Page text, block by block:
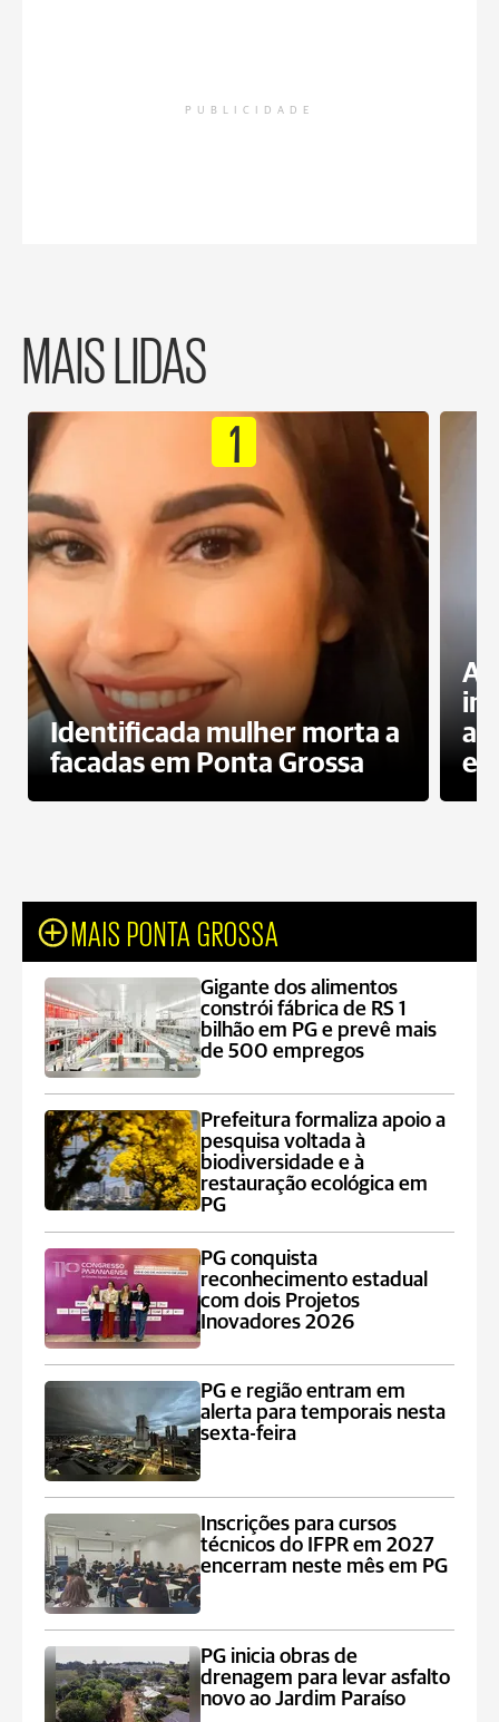
PUBLICIDADE
MAIS LIDAS
1
Identificada mulher morta a
facadas em Ponta Grossa
MAIS PONTA GROSSA
Gigante dos alimentos
constrói fábrica de RS 1
bilhão em PG e prevê mais
de 500 empregos
Prefeitura formaliza apoio a
pesquisa voltada à
biodiversidade e à
restauração ecológica em
PG
PG conquista
reconhecimento estadual
com dois Projetos
Inovadores 2026
PG e região entram em
alerta para temporais nesta
sexta-feira
Inscrições para cursos
técnicos do IFPR em 2027
encerram neste mês em PG
PG inicia obras de
drenagem para levar asfalto
novo ao Jardim Paraíso